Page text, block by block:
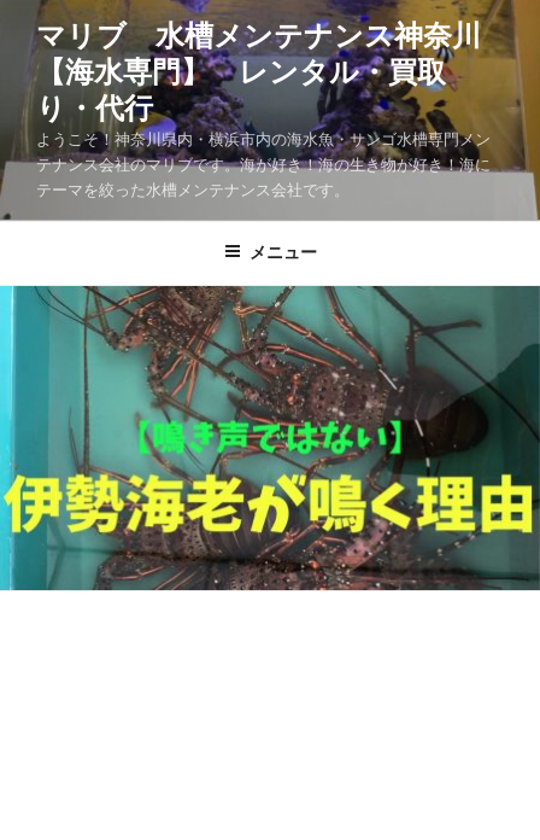
マリブ 水槽メンテナンス神奈川
【海水専門】 レンタル・買取
り・代行
ようこそ！神奈川県内・横浜市内の海水魚・サンゴ水槽専門メン
テナンス会社のマリブです。海が好き！海の生き物が好き！海に
テーマを絞った水槽メンテナンス会社です。
メニュー